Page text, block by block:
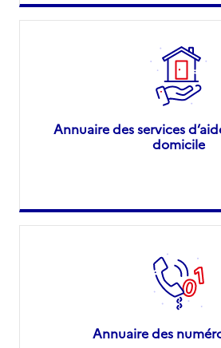
Annuaire des services
domicile
Annuaire des